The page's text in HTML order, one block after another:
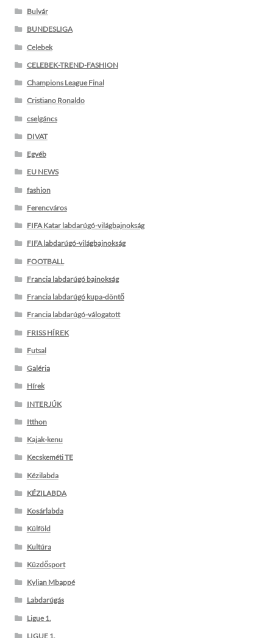
Bulvár
BUNDESLIGA
Celebek
CELEBEK-TREND-FASHION
Champions League Final
Cristiano Ronaldo
cselgáncs
DIVAT
Egyéb
EU NEWS
fashion
Ferencváros
FIFA Katar labdarúgó-világbajnokság
FIFA labdarúgó-világbajnokság
FOOTBALL
Francia labdarúgó bajnokság
Francia labdarúgó kupa-döntő
Francia labdarúgó-válogatott
FRISS HÍREK
Futsal
Galéria
Hírek
INTERJÚK
Itthon
Kajak-kenu
Kecskeméti TE
Kézilabda
KÉZILABDA
Kosárlabda
Külföld
Kultúra
Küzdősport
Kylian Mbappé
Labdarúgás
Ligue 1.
LIGUE 1.